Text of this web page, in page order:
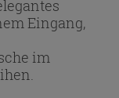
Eingang,
im